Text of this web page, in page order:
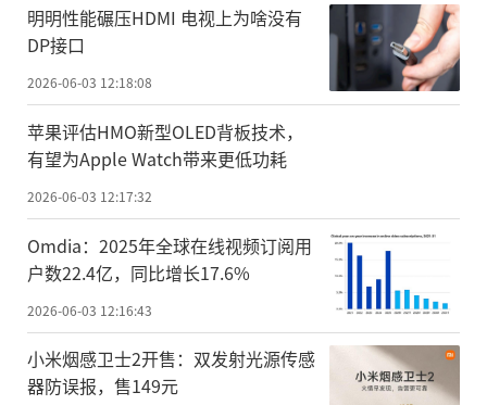
明明性能碾压HDMI 电视上为啥没有
DP接口
2026-06-03 12:18:08
苹果评估HMO新型OLED背板技术，
有望为Apple Watch带来更低功耗
2026-06-03 12:17:32
Omdia：2025年全球在线视频订阅用
户数22.4亿，同比增长17.6%
2026-06-03 12:16:43
小米烟感卫士2开售：双发射光源传感
器防误报，售149元